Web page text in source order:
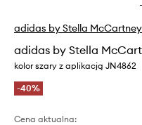
adidas by Stella McCartney
adidas by Stella
kolor szary z aplikacją JN4862
-40%
Cena aktualna: